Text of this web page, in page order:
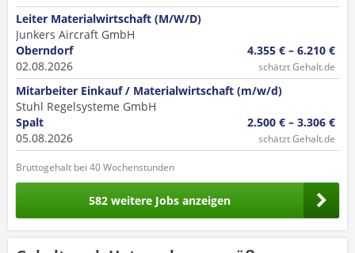
Leiter Materialwirtschaft (M/W/D)
Junkers Aircraft GmbH
Oberndorf
02.08.2026
4.355 € – 6.210 €
schätzt Gehalt.de
Mitarbeiter Einkauf / Materialwirtschaft (m/w/d)
Stuhl Regelsysteme GmbH
Spalt
05.08.2026
2.500 € – 3.306 €
schätzt Gehalt.de
Bruttogehalt bei 40 Wochenstunden
582 weitere Jobs anzeigen